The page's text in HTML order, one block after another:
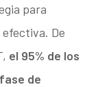
para
De
el 95% de los
de